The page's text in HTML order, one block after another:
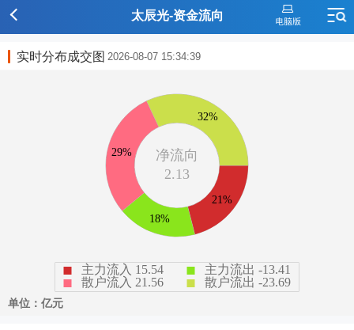
太辰光-资金流向
实时分布成交图 2026-08-07 15:34:39